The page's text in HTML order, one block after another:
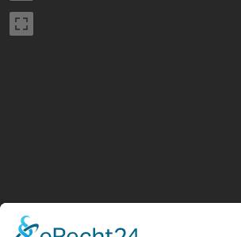
Naturpark-Infozentrum Meinerzhagen